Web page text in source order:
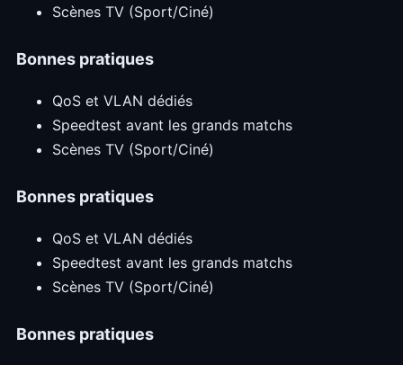
Scènes TV (Sport/Ciné)
Bonnes pratiques
QoS et VLAN dédiés
Speedtest avant les grands matchs
Scènes TV (Sport/Ciné)
Bonnes pratiques
QoS et VLAN dédiés
Speedtest avant les grands matchs
Scènes TV (Sport/Ciné)
Bonnes pratiques